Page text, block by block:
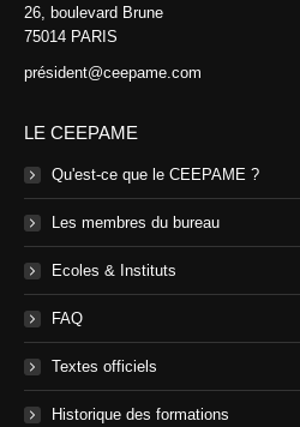
26, boulevard Brune
75014 PARIS
président@ceepame.com
LE CEEPAME
Qu'est-ce que le CEEPAME ?
Les membres du bureau
Ecoles & Instituts
FAQ
Textes officiels
Historique des formations